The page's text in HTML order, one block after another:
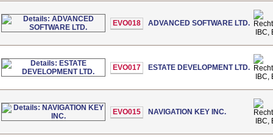
EVO018
ADVANCED SOFTWARE LTD.
IBC,
EVO017
ESTATE DEVELOPMENT LTD.
IBC,
EVO015
NAVIGATION KEY INC.
IBC,